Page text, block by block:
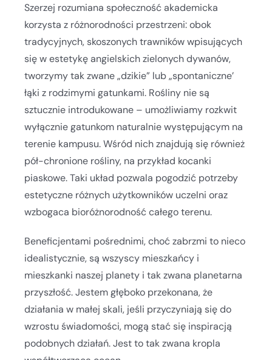
Szerzej rozumiana społeczność akademicka
korzysta z różnorodności przestrzeni: obok
tradycyjnych, skoszonych trawników wpisujących
się w estetykę angielskich zielonych dywanów,
tworzymy tak zwane „dzikie” lub „spontaniczne’
łąki z rodzimymi gatunkami. Rośliny nie są
sztucznie introdukowane – umożliwiamy rozkwit
wyłącznie gatunkom naturalnie występującym na
terenie kampusu. Wśród nich znajdują się również
pół-chronione rośliny, na przykład kocanki
piaskowe. Taki układ pozwala pogodzić potrzeby
estetyczne różnych użytkowników uczelni oraz
wzbogaca bioróżnorodność całego terenu.
Beneficjentami pośrednimi, choć zabrzmi to nieco
idealistycznie, są wszyscy mieszkańcy i
mieszkanki naszej planety i tak zwana planetarna
przyszłość. Jestem głęboko przekonana, że
działania w małej skali, jeśli przyczyniają się do
wzrostu świadomości, mogą stać się inspiracją
podobnych działań. Jest to tak zwana kropla